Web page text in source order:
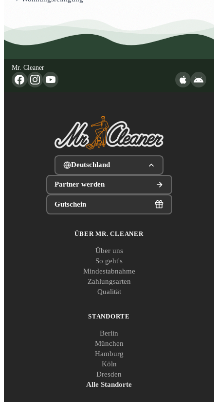
Mr. Cleaner
Deutschland
Partner werden
Gutschein
ÜBER MR. CLEANER
Über uns
So geht's
Mindestabnahme
Zahlungsarten
Qualität
STANDORTE
Berlin
München
Hamburg
Köln
Dresden
Alle Standorte